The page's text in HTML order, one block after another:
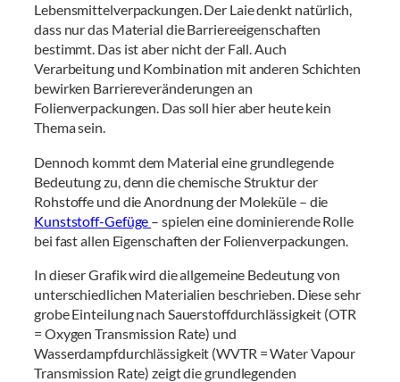
Lebensmittelverpackungen. Der Laie denkt natürlich,
dass nur das Material die Barriereeigenschaften
bestimmt. Das ist aber nicht der Fall. Auch
Verarbeitung und Kombination mit anderen Schichten
bewirken Barriereveränderungen an
Folienverpackungen. Das soll hier aber heute kein
Thema sein.
Dennoch kommt dem Material eine grundlegende
Bedeutung zu, denn die chemische Struktur der
Rohstoffe und die Anordnung der Moleküle – die
Kunststoff-Gefüge – spielen eine dominierende Rolle
bei fast allen Eigenschaften der Folienverpackungen.
In dieser Grafik wird die allgemeine Bedeutung von
unterschiedlichen Materialien beschrieben. Diese sehr
grobe Einteilung nach Sauerstoffdurchlässigkeit (OTR
= Oxygen Transmission Rate) und
Wasserdampfdurchlässigkeit (WVTR = Water Vapour
Transmission Rate) zeigt die grundlegenden